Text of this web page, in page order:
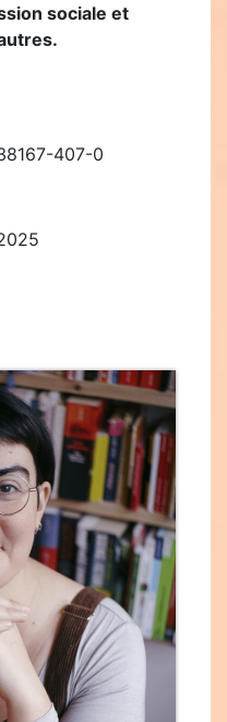
sociale et
407-0